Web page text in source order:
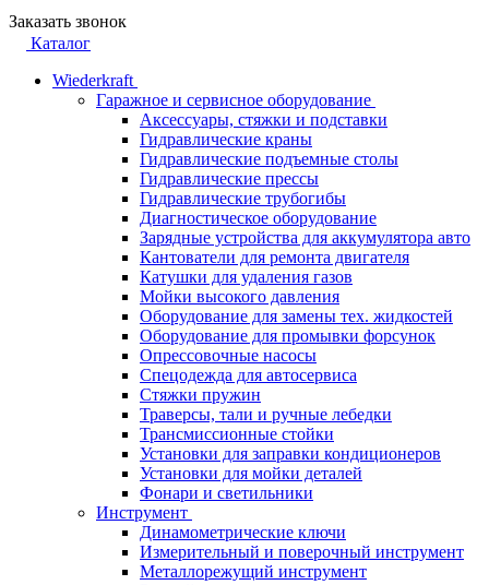
Заказать звонок
Каталог
Wiederkraft
Гаражное и сервисное оборудование
Аксессуары, стяжки и подставки
Гидравлические краны
Гидравлические подъемные столы
Гидравлические прессы
Гидравлические трубогибы
Диагностическое оборудование
Зарядные устройства для аккумулятора авто
Кантователи для ремонта двигателя
Катушки для удаления газов
Мойки высокого давления
Оборудование для замены тех. жидкостей
Оборудование для промывки форсунок
Опрессовочные насосы
Спецодежда для автосервиса
Стяжки пружин
Траверсы, тали и ручные лебедки
Трансмиссионные стойки
Установки для заправки кондиционеров
Установки для мойки деталей
Фонари и светильники
Инструмент
Динамометрические ключи
Измерительный и поверочный инструмент
Металлорежущий инструмент